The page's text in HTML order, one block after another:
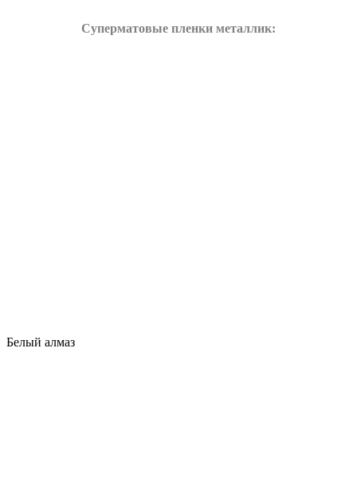
Суперматовые пленки металлик:
Белый алмаз